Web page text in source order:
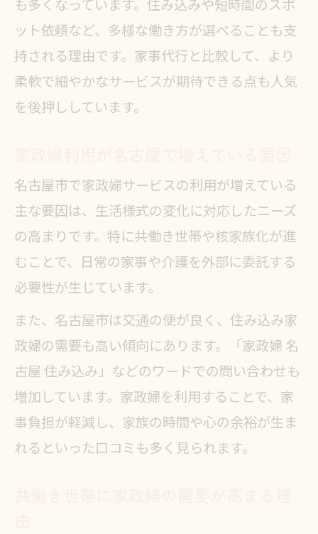
も多くなっています。住み込みや短時間のスポ
ット依頼など、多様な働き方が選べることも支
持される理由です。家事代行と比較して、より
柔軟で細やかなサービスが期待できる点も人気
を後押ししています。
名古屋市で家政婦サービスの利用が増えている
主な要因は、生活様式の変化に対応したニーズ
の高まりです。特に共働き世帯や核家族化が進
むことで、日常の家事や介護を外部に委託する
必要性が生じています。
また、名古屋市は交通の便が良く、住み込み家
政婦の需要も高い傾向にあります。「家政婦 名
古屋 住み込み」などのワードでの問い合わせも
増加しています。家政婦を利用することで、家
事負担が軽減し、家族の時間や心の余裕が生ま
れるといった口コミも多く見られます。